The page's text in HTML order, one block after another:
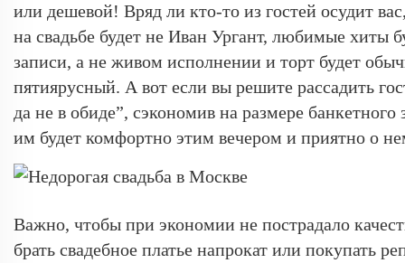
или дешевой! Вряд ли кто-то из гостей осудит
на свадьбе будет не Иван Ургант, любимые хиты
записи, а не живом исполнении и торт будет
пятиярусный. А вот если вы решите рассадить
да не в обиде”, сэкономив на размере банкетного
им будет комфортно этим вечером и приятно о
Важно, чтобы при экономии не пострадало
брать свадебное платье напрокат или покупать